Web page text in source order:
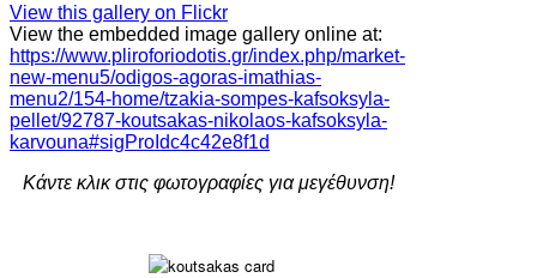
View this gallery on Flickr
View the embedded image gallery online at:
https://www.pliroforiodotis.gr/index.php/market-
new-menu5/odigos-agoras-imathias-
menu2/154-home/tzakia-sompes-kafsoksyla-
pellet/92787-koutsakas-nikolaos-kafsoksyla-
karvouna#sigProIdc4c42e8f1d
Κάντε κλικ στις φωτογραφίες για μεγέθυνση!